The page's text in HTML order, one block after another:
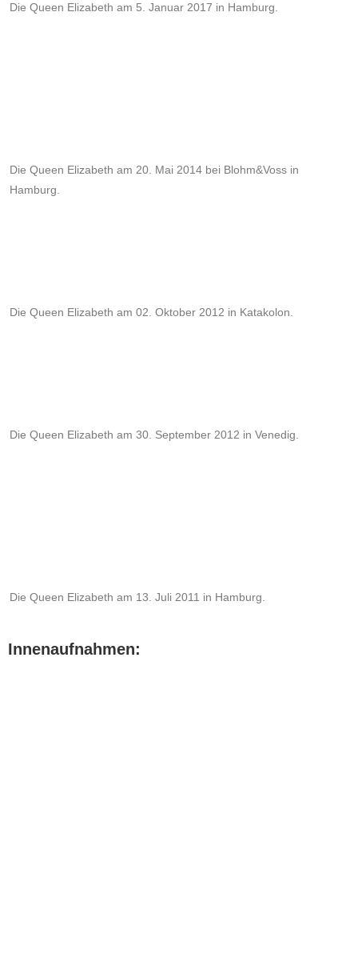
Die Queen Elizabeth am 5. Januar 2017 in Hamburg.
Die Queen Elizabeth am 20. Mai 2014 bei Blohm&Voss in
Hamburg.
Die Queen Elizabeth am 02. Oktober 2012 in Katakolon.
Die Queen Elizabeth am 30. September 2012 in Venedig.
Die Queen Elizabeth am 13. Juli 2011 in Hamburg.
Innenaufnahmen: